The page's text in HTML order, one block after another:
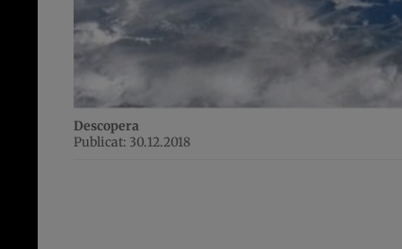
Descopera
Publicat: 30.12.2018